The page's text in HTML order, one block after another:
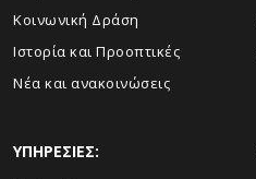
Κοινωνική Δράση
Ιστορία και Προοπτικές
Νέα και ανακοινώσεις
ΥΠΗΡΕΣΙΕΣ: